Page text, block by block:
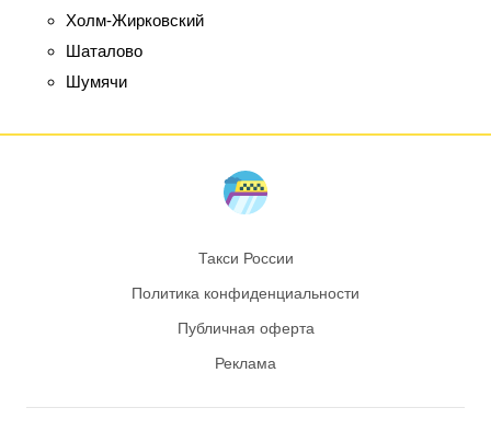
Холм-Жирковский
Шаталово
Шумячи
Такси России
Политика конфиденциальности
Публичная оферта
Реклама